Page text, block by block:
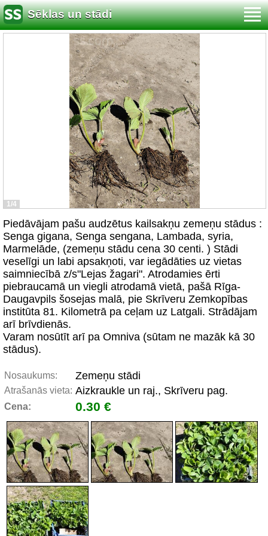
Sēklas un stādi
1/4
Piedāvājam pašu audzētus kailsakņu zemeņu stādus :
Senga gigana, Senga sengana, Lambada, syria,
Marmelāde, (zemeņu stādu cena 30 centi. ) Stādi
veselīgi un labi apsakņoti, var iegādāties uz vietas
saimniecībā z/s"Lejas žagari". Atrodamies ērti
piebraucamā un viegli atrodamā vietā, pašā Rīga-
Daugavpils šosejas malā, pie Skrīveru Zemkopības
institūta 81. Kilometrā pa ceļam uz Latgali. Strādājam
arī brīvdienās.
Varam nosūtīt arī pa Omniva (sūtam ne mazāk kā 30
stādus).
Nosaukums: Zemeņu stādi
Atrašanās vieta: Aizkraukle un raj., Skrīveru pag.
Cena: 0.30 €